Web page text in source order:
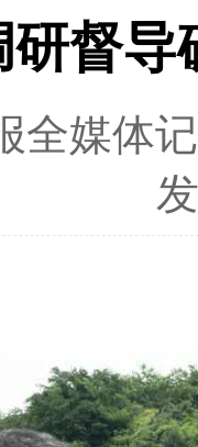
研督
全媒体